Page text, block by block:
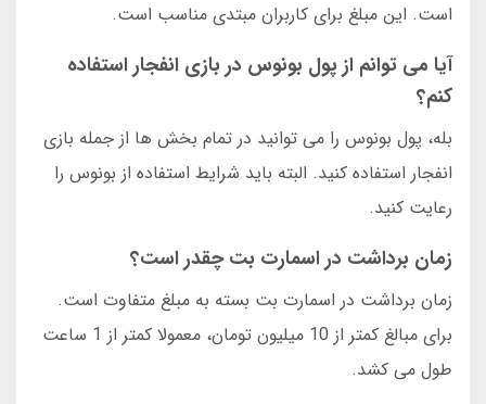
است. این مبلغ برای کاربران مبتدی مناسب است.
آیا می توانم از پول بونوس در بازی انفجار استفاده
کنم؟
بله، پول بونوس را می توانید در تمام بخش ها از جمله بازی
انفجار استفاده کنید. البته باید شرایط استفاده از بونوس را
رعایت کنید.
زمان برداشت در اسمارت بت چقدر است؟
زمان برداشت در اسمارت بت بسته به مبلغ متفاوت است.
برای مبالغ کمتر از 10 میلیون تومان، معمولا کمتر از 1 ساعت
طول می کشد.